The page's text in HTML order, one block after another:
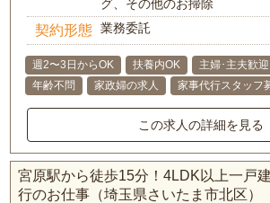
グ、その他のお掃除
契約形態 業務委託
週2〜3日からOK 扶養内OK 主婦･主夫歓迎
年齢不問
家政婦の求人 家事代行スタッフ
この求人の詳細を見る
宮原駅から徒歩15分！4LDK以上一戸
行のお仕事（埼玉県さいたま市北区）